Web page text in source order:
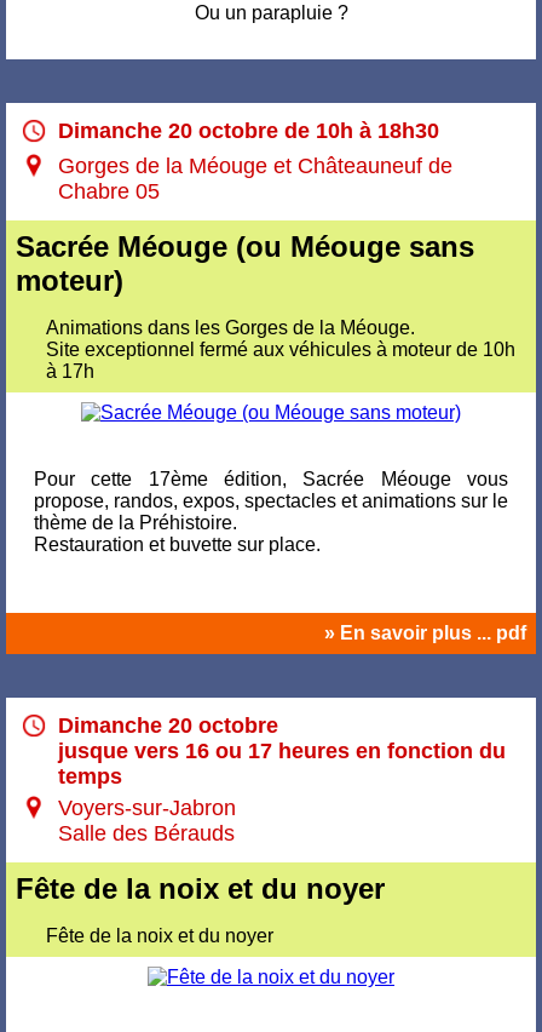
Ou un parapluie ?
Dimanche 20 octobre de 10h à 18h30
Gorges de la Méouge et Châteauneuf de
Chabre 05
Sacrée Méouge (ou Méouge sans
moteur)
Animations dans les Gorges de la Méouge.
Site exceptionnel fermé aux véhicules à moteur de 10h
à 17h
Pour cette 17ème édition, Sacrée Méouge vous
propose, randos, expos, spectacles et animations sur le
thème de la Préhistoire.
Restauration et buvette sur place.
» En savoir plus ... pdf
Dimanche 20 octobre
jusque vers 16 ou 17 heures en fonction du
temps
Voyers-sur-Jabron
Salle des Bérauds
Fête de la noix et du noyer
Fête de la noix et du noyer